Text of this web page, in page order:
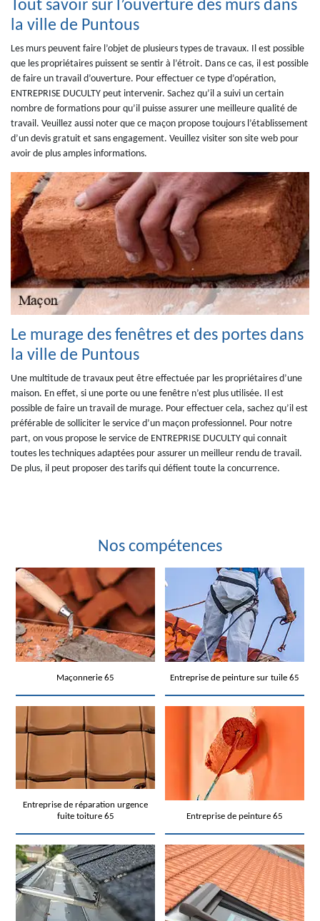
Tout savoir sur l’ouverture des murs dans
la ville de Puntous
Les murs peuvent faire l’objet de plusieurs types de travaux. Il est possible
que les propriétaires puissent se sentir à l’étroit. Dans ce cas, il est possible
de faire un travail d’ouverture. Pour effectuer ce type d’opération,
ENTREPRISE DUCULTY peut intervenir. Sachez qu’il a suivi un certain
nombre de formations pour qu’il puisse assurer une meilleure qualité de
travail. Veuillez aussi noter que ce maçon propose toujours l’établissement
d’un devis gratuit et sans engagement. Veuillez visiter son site web pour
avoir de plus amples informations.
Le murage des fenêtres et des portes dans
la ville de Puntous
Une multitude de travaux peut être effectuée par les propriétaires d’une
maison. En effet, si une porte ou une fenêtre n’est plus utilisée. Il est
possible de faire un travail de murage. Pour effectuer cela, sachez qu’il est
préférable de solliciter le service d’un maçon professionnel. Pour notre
part, on vous propose le service de ENTREPRISE DUCULTY qui connait
toutes les techniques adaptées pour assurer un meilleur rendu de travail.
De plus, il peut proposer des tarifs qui défient toute la concurrence.
Nos compétences
Maçonnerie 65 Entreprise de peinture sur tuile 65
Entreprise de réparation urgence
fuite toiture 65
Entreprise de peinture 65